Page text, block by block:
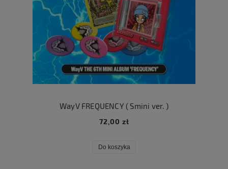
WayV FREQUENCY ( Smini ver. )
72,00 zł
Do koszyka